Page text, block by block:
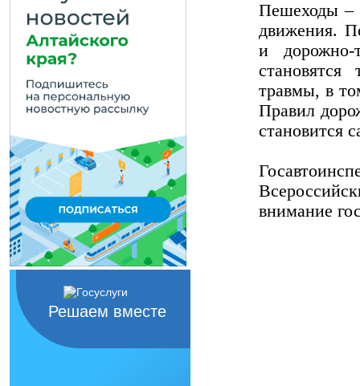
Решаем вместе
Пешеходы –
движения.
и дорожно-
травмы, в
Правил
становится
внимание